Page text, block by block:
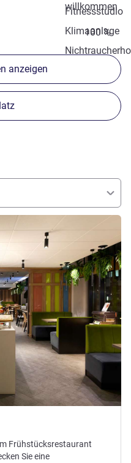
willkommen
Fitnessstudio
Klimaanlage
100 %
anzeigen
Frühstücksrestaurant
Sie eine